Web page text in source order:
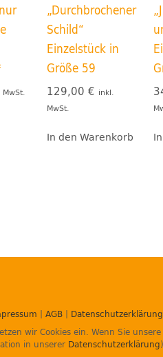
Dieses
Produkt
der
Produktseite
gewählt
„Durchbrochener
Schild“
Einzelstück in
Größe 59
129,00 € inkl.
MwSt.
In den Warenkorb
|AGB | Datenschutzerklärung
wir Cookies ein. Wenn Sie
in unserer Datenschutzerklärung)